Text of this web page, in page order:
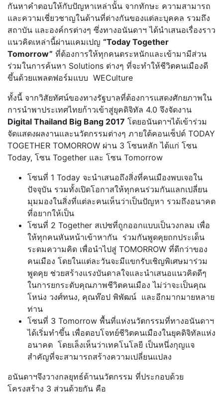
กันหาคำตอบให้กับปัญหาเหล่านั้น จากทักษะ ความสามารถ
และความเชี่ยวชาญในด้านที่ต่างกันของแต่ละบุคคล รวมถึง
สถาบัน และองค์กรต่างๆ ซึ่งทางอนันดาฯ ได้นำเสนอเรื่องราว
แนวคิดเหล่านี้ผ่านแคมเปญ “Today Together
Tomorrow” ที่ต้องการให้ทุกคนตระหนักและเข้ามามีส่วน
ร่วมในการค้นหา Solutions ต่างๆ ที่จะทำให้ชีวิตคนเมืองดี
ขึ้นด้วยแพลตฟอร์มแบบ WECulture
ทั้งนี้ จากวิสัยทัศน์ของทางรัฐบาลที่ต้องการแสดงศักยภาพใน
การนำพาประเทศไทยก้าวเข้าสู่ยุคดิจิทัล 4.0 จึงจัดงาน
Digital Thailand Big Bang 2017 โดยอนันดาฯได้เข้าร่วม
จัดแสดงผลงานและนวัตกรรมต่างๆ ภายใต้คอนเซ็ปต์ TODAY
TOGETHER TOMORROW ผ่าน 3 โซนหลัก ได้แก่ โซน
Today, โซน Together และ โซน Tomorrow
โซนที่ 1 Today จะนำเสนอถึงสิ่งที่คนเมืองพบเจอใน
ปัจจุบัน รวมทั้งเปิดโอกาสให้ทุกคนร่วมกันแลกเปลี่ยน
มุมมองในสิ่งที่แต่ละคนเห็นว่าเป็นปัญหา รวมถึงอนาคต
ที่อยากให้เป็น
โซนที่ 2 Together สเปซที่ถูกออกแบบเป็นวงกลม เพื่อ
ให้ทุกคนหันหน้าเข้าหากัน ร่วมกันพูดคุยถกประเด็น
ระดมความคิด เพื่อนำไปสู่ TOMORROW ที่ดีกว่าของ
คนเมือง โดยในแต่ละวันจะมีแขกรับเชิญพิเศษมาร่วม
พูดคุย ช่วยสร้างแรงบันดาลใจและนำเสนอแนวคิดดีๆ
ในการยกระดับคุณภาพชีวิตคนเมือง ไม่ว่าจะเป็นคุณ
โหน่ง วงศ์ทนง, คุณท๊อป พิพัฒน์ และอีกมากมายหลาย
ท่าน
โซนที่ 3 Tomorrow พื้นที่แห่งนวัตกรรมที่ทางอนันดาฯ
ได้เริ่มทำขึ้น เพื่อตอบโจทย์ชีวิตคนเมืองในยุคดิจิทัลแห่ง
อนาคต โดยเล็งเห็นว่าเทคโนโลยี เป็นหนึ่งกุญแจ
สำคัญที่จะสามารถสร้างความเปลี่ยนแปลง
อนันดาฯจึงวางกลยุทธ์ด้านนวัตกรรม ที่ประกอบด้วย
โครงสร้าง 3 ส่วนด้วยกัน คือ